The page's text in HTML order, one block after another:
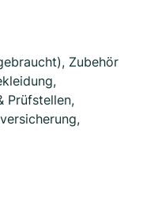
Zubehör
Prüfstellen,